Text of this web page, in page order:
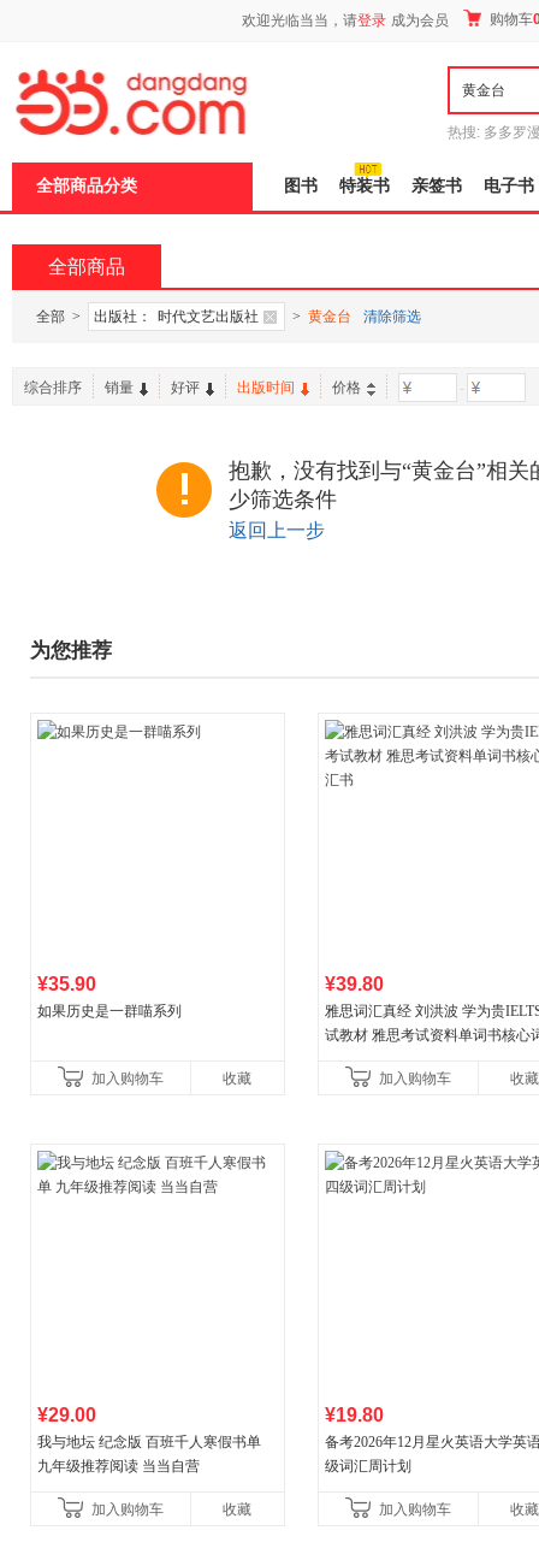
欢迎光临当当，请登录 成为会员 购物车
热搜: 多多罗
全部商品分类 图书 特装书 亲签书 电子书
全部商品
全部 > 出版社： 时代文艺出版社 > 黄金台 清除筛选
综合排序 销量 好评 出版时间 价格 -
抱歉，没有找到与“黄金台”相
少筛选条件
返回上一步
为您推荐
¥35.90
如果历史是一群喵系列
加入购物车 收藏
¥39.80
雅思词汇真经 刘洪波 学为贵
试教材 雅思考试资料单词书核心
加入购物车
收藏
¥29.00
我与地坛 纪念版 百班千人寒假书单
九年级推荐阅读 当当自营
加入购物车 收藏
¥19.80
备考2026年12月星火英语大学英
级词汇周计划
加入购物车 收藏
页
加